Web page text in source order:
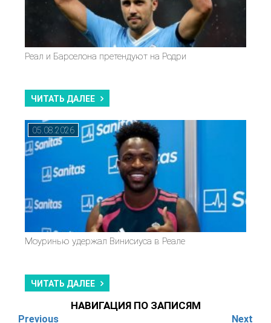
Реал и Барселона претендуют на Родри
ЧИТАТЬ ДАЛЕЕ
05.08.2026
Моуринью удержал Винисиуса в Реале
ЧИТАТЬ ДАЛЕЕ
НАВИГАЦИЯ ПО ЗАПИСЯМ
Previous Next